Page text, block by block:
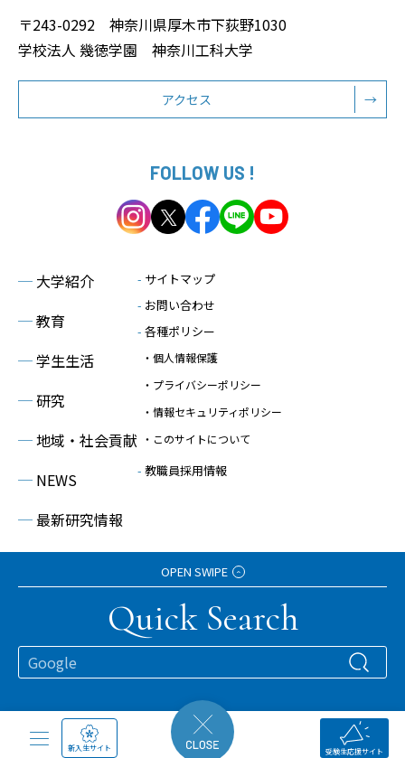
OPEN SWIPE
Quick Search
よく見られているページ
新入生サイト 受験生応援サイト
〒243-0292 神奈川県厚木市下荻野1030
学校法人 幾徳学園 神奈川工科大学
アクセス →
FOLLOW US !
─ 大学紹介
─教育
─学生生活
─研究
─地域・社会貢献
─ NEWS
─最新研究情報
─イベント情報
- サイトマップ
- お問い合わせ
- 各種ポリシー
・個人情報保護
・プライバシーポリシー
・情報セキュリティポリシー
・このサイトについて
- 教職員採用情報
© 2023 Kanagawa Institute of Technology